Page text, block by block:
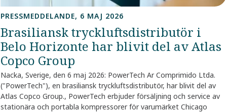
vakuumlösningar, energilösningar, avvattnings- och industriella
pumpar, industriella verktyg samt monterings- och visionslösningar.
anställda vid årets slut. www.atlascopcogroup.com ,Nacka, Sverige,
2 juli 2026: LusoAr, en portugisisk tryckluftsdistributör, har blivit del
av Atlas Copco Group.
PRESSMEDDELANDE, 6 MAJ 2026
Brasiliansk tryckluftsdistributör i
Belo Horizonte har blivit del av Atlas
Copco Group
Nacka, Sverige, den 6 maj 2026: PowerTech Ar Comprimido Ltda.
("PowerTech"), en brasiliansk tryckluftsdistributör, har blivit del av
Atlas Copco Group., PowerTech erbjuder försäljning och service av
stationära och portabla kompressorer för varumärket Chicago